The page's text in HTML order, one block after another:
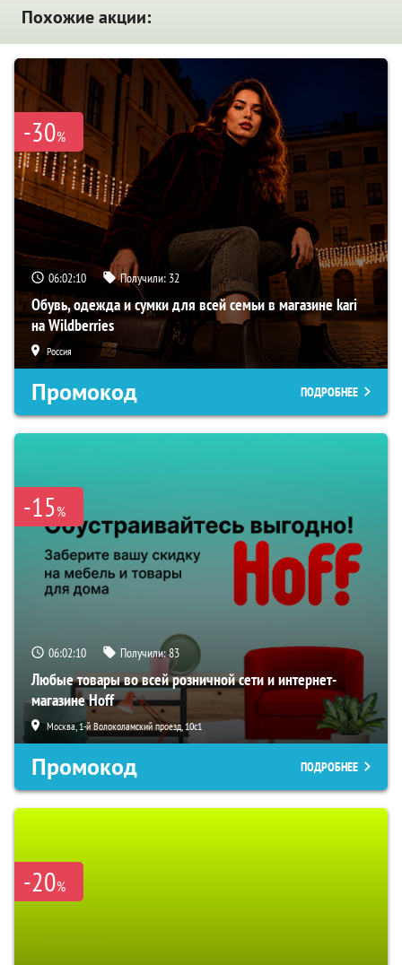
Похожие акции:
-30%
06:02:09 Получили: 32
Обувь, одежда и сумки для всей семьи в магазине kari
на Wildberries
Россия
Промокод ПОДРОБНЕЕ
-15%
06:02:09 Получили:83
Любые товары во всей розничной сети и интернет-
магазине Hoff
Москва, 1-й Волоколамский проезд, 10с1
Промокод ПОДРОБНЕЕ
-20%